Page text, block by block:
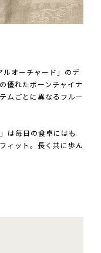
オーチャード」のデ
優れたボーンチャイナ
ムごとに異なるフルー
は毎日の食卓にはも
ィット。長く共に歩ん